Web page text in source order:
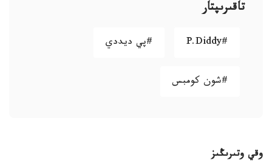
تاقىرىپتار
#P.Diddy #پي ديددي
#شون كومبس
وقي وتىرىڭىز